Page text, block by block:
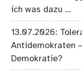
ich was dazu …
13.07.2026:
Antidemokraten
Demokratie?